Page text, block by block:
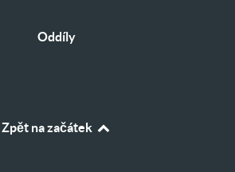
Oddíly
Zpět na začátek